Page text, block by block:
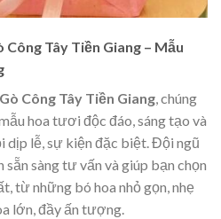
Tây Tiền Giang – Mẫu
Công Tây Tiền Giang, chúng
hoa tươi độc đáo, sáng tạo và
dịp lễ, sự kiện đặc biệt. Đội ngũ
sẵn sàng tư vấn và giúp bạn chọn
từ những bó hoa nhỏ gọn, nhẹ
lớn, đầy ấn tượng.